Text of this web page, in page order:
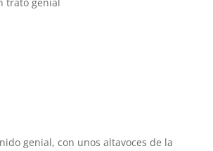
genial, con unos altavoces de la